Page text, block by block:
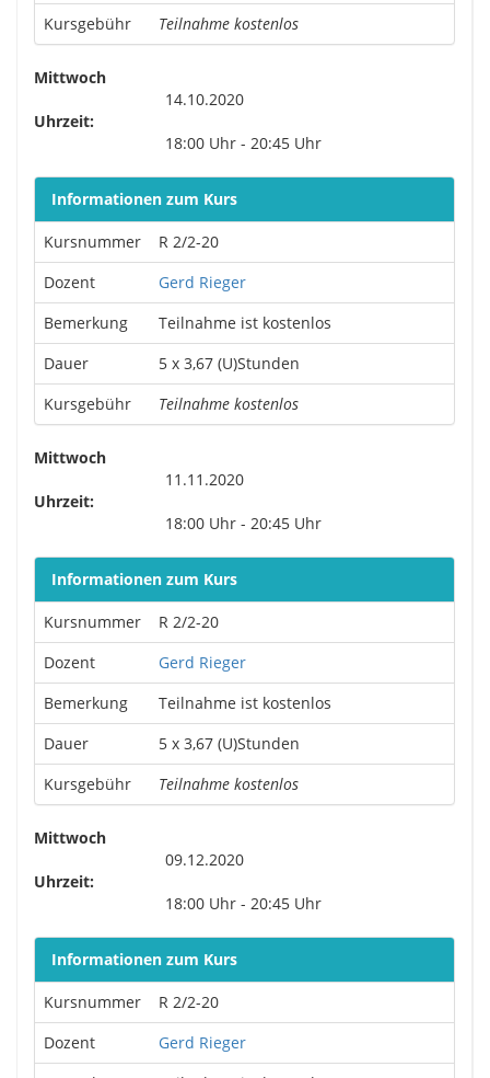
Kursgebühr
Teilnahme kostenlos
Mittwoch
14.10.2020
Uhrzeit:
18:00 Uhr - 20:45 Uhr
Informationen zum Kurs
Kursnummer
R 2/2-20
Dozent
Gerd Rieger
Bemerkung
Teilnahme ist kostenlos
Dauer
5 x 3,67 (U)Stunden
Kursgebühr
Teilnahme kostenlos
Mittwoch
11.11.2020
Uhrzeit:
18:00 Uhr - 20:45 Uhr
Informationen zum Kurs
Kursnummer
R 2/2-20
Dozent
Gerd Rieger
Bemerkung
Teilnahme ist kostenlos
Dauer
5 x 3,67 (U)Stunden
Kursgebühr
Teilnahme kostenlos
Mittwoch
09.12.2020
Uhrzeit:
18:00 Uhr - 20:45 Uhr
Informationen zum Kurs
Kursnummer
R 2/2-20
Dozent
Gerd Rieger